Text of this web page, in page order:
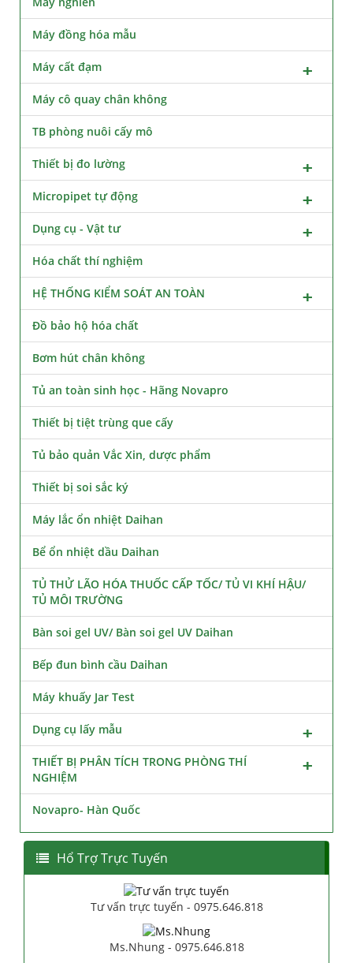
Máy đồng hóa mẫu
Máy cất đạm
Máy cô quay chân không
TB phòng nuôi cấy mô
Thiết bị đo lường
Micropipet tự động
Dụng cụ - Vật tư
Hóa chất thí nghiệm
HỆ THỐNG KIỂM SOÁT AN TOÀN
Đồ bảo hộ hóa chất
Bơm hút chân không
Tủ an toàn sinh học - Hãng Novapro
Thiết bị tiệt trùng que cấy
Tủ bảo quản Vắc Xin, dược phẩm
Thiết bị soi sắc ký
Máy lắc ổn nhiệt Daihan
Bể ổn nhiệt dầu Daihan
TỦ THỬ LÃO HÓA THUỐC CẤP TỐC/ TỦ VI KHÍ HẬU/
TỦ MÔI TRƯỜNG
Bàn soi gel UV/ Bàn soi gel UV Daihan
Bếp đun bình cầu Daihan
Máy khuấy Jar Test
Dụng cụ lấy mẫu
THIẾT BỊ PHÂN TÍCH TRONG PHÒNG THÍ
NGHIỆM
Novapro- Hàn Quốc
Hổ Trợ Trực Tuyến
Tư vấn trực tuyến - 0975.646.818
Ms.Nhung - 0975.646.818